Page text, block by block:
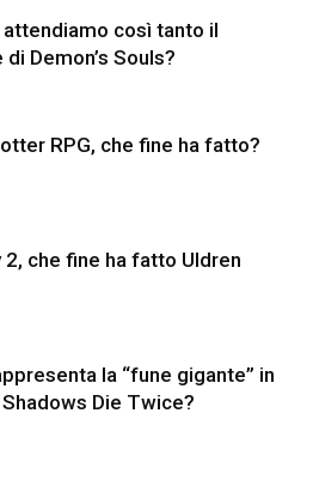
attendiamo così tanto il
Demon’s Souls?
RPG, che fine ha fatto?
2, che fine ha fatto Uldren
la “fune gigante” in
Die Twice?